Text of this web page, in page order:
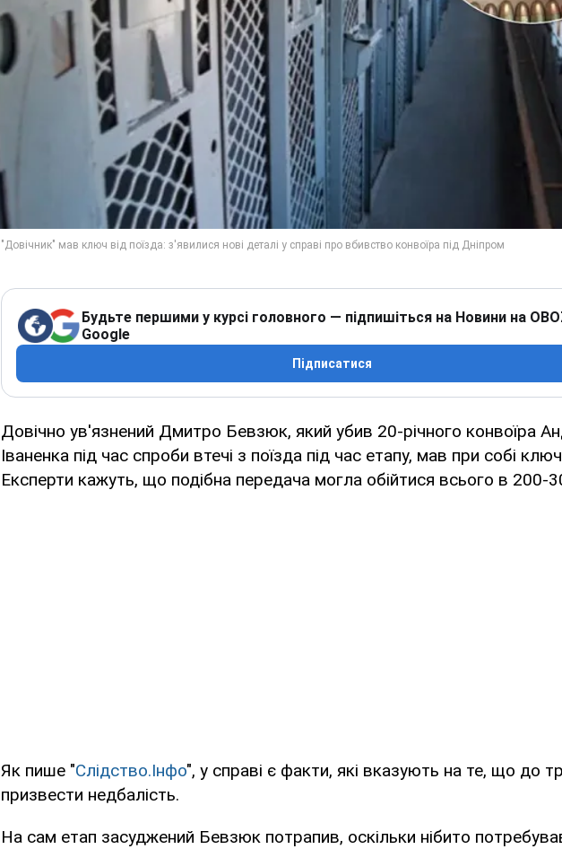
Будьте першими у курсі головного — підпишіться на Новини на
Google
Підписатися
Довічно ув'язнений Дмитро Бевзюк, який убив 20-річного конвоїра
Іваненка під час спроби втечі з поїзда під час етапу, мав при собі
Експерти кажуть, що подібна передача могла обійтися всього в 200-
Як пише "Слідство.Інфо", у справі є факти, які вказують на те, що до
призвести недбалість.
На сам етап засуджений Бевзюк потрапив, оскільки нібито